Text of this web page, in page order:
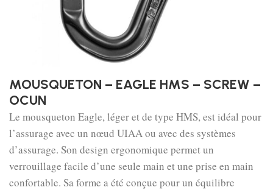
MOUSQUETON – EAGLE HMS – SCREW –
OCUN
Le mousqueton Eagle, léger et de type HMS, est idéal pour
l’assurage avec un nœud UIAA ou avec des systèmes
d’assurage. Son design ergonomique permet un
verrouillage facile d’une seule main et une prise en main
confortable. Sa forme a été conçue pour un équilibre